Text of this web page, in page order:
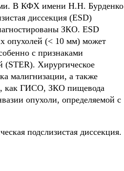
В КФХ имени Н.Н. Бурденко
диссекция (ESD)
ЗКО. ESD
опухолей (< 10 мм) может
с признаками
(STER). Хирургическое
малигнизации, а также
как ГИСО, ЗКО пищевода
опухоли, определяемой с
подслизистая диссекция.